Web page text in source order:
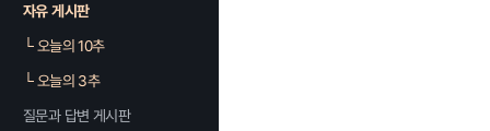
자유 게시판
└오늘의 10추
└오늘의 3추
질문과 답변 게시판